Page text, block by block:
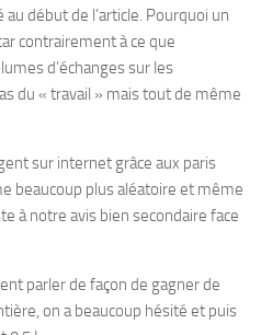
début de l’article. Pourquoi un
contrairement à ce que
d’échanges sur les
du « travail » mais tout de même
sur internet grâce aux paris
beaucoup plus aléatoire et même
à notre avis bien secondaire face
parler de façon de gagner de
on a beaucoup hésité et puis